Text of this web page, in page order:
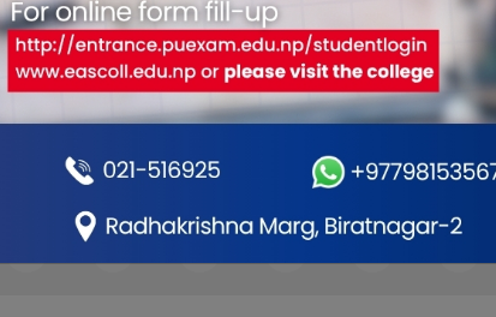
पढेर तपाईलाई कस्तो महसुस भयो ?